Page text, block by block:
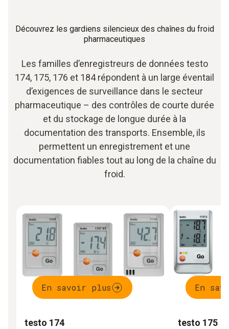
Découvrez les gardiens silencieux des chaînes du froid
pharmaceutiques
Les familles d’enregistreurs de données testo
174, 175, 176 et 184 répondent à un large éventail
d’exigences de surveillance dans le secteur
pharmaceutique – des contrôles de courte durée
et du stockage de longue durée à la
documentation des transports. Ensemble, ils
permettent un enregistrement et une
documentation fiables tout au long de la chaîne du
froid.
En savoir plus
testo 174
En
testo 175